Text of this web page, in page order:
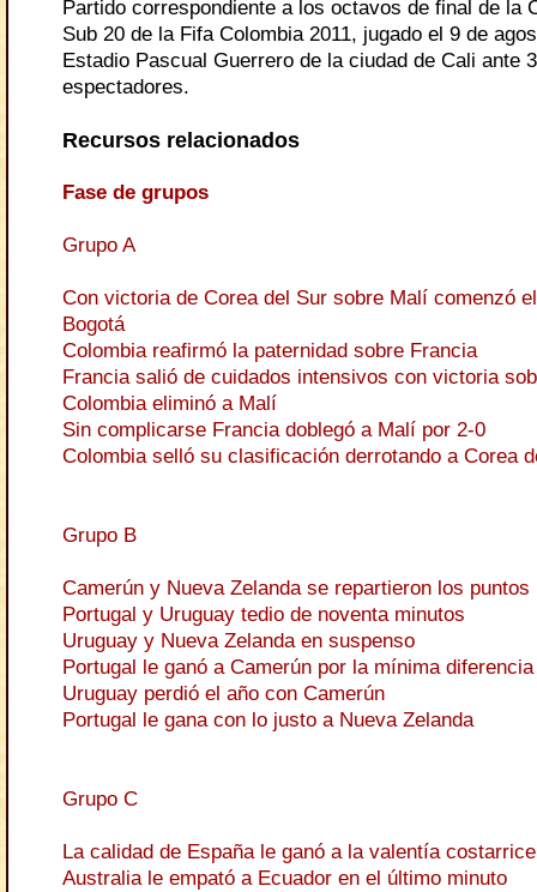
Partido correspondiente a los octavos de final de la
Sub 20 de la Fifa Colombia 2011, jugado el 9 de
Estadio Pascual Guerrero de la ciudad de Cali ante
espectadores.
Recursos relacionados
Fase de grupos
Grupo A
Con victoria de Corea del Sur sobre Malí comenzó
Bogotá
Colombia reafirmó la paternidad sobre Francia
Francia salió de cuidados intensivos con victoria
Colombia eliminó a Malí
Sin complicarse Francia doblegó a Malí por 2-0
Colombia selló su clasificación derrotando a Corea
Grupo B
Camerún y Nueva Zelanda se repartieron los puntos
Portugal y Uruguay tedio de noventa minutos
Uruguay y Nueva Zelanda en suspenso
Portugal le ganó a Camerún por la mínima diferencia
Uruguay perdió el año con Camerún
Portugal le gana con lo justo a Nueva Zelanda
Grupo C
La calidad de España le ganó a la valentía
Australia le empató a Ecuador en el último minuto